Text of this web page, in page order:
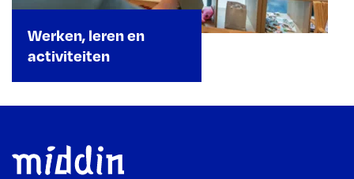
Werken, leren en
activiteiten
Footer